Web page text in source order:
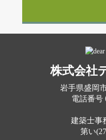
株式会社
岩手県盛岡
電話番号
建築士事
第い